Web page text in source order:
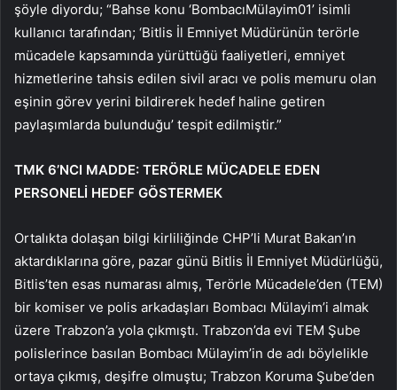
şöyle diyordu; “Bahse konu ‘BombacıMülayim01’ isimli
kullanıcı tarafından; ‘Bitlis İl Emniyet Müdürünün terörle
mücadele kapsamında yürüttüğü faaliyetleri, emniyet
hizmetlerine tahsis edilen sivil aracı ve polis memuru olan
eşinin görev yerini bildirerek hedef haline getiren
paylaşımlarda bulunduğu’ tespit edilmiştir.”
TMK 6’NCI MADDE: TERÖRLE MÜCADELE EDEN
PERSONELİ HEDEF GÖSTERMEK
Ortalıkta dolaşan bilgi kirliliğinde CHP’li Murat Bakan’ın
aktardıklarına göre, pazar günü Bitlis İl Emniyet Müdürlüğü,
Bitlis’ten esas numarası almış, Terörle Mücadele’den (TEM)
bir komiser ve polis arkadaşları Bombacı Mülayim’i almak
üzere Trabzon’a yola çıkmıştı. Trabzon’da evi TEM Şube
polislerince basılan Bombacı Mülayim’in de adı böylelikle
ortaya çıkmış, deşifre olmuştu; Trabzon Koruma Şube’den